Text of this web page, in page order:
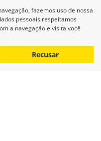
fazemos uso de nossa
pessoais respeitamos
a navegação e visita você
Recusar